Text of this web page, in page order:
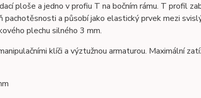
ploše a jedno v profiu T na bočním rámu. T profil
a působí jako elastický prvek mezi
plechu silného 3 mm.
klíči a výztužnou armaturou. Maximální